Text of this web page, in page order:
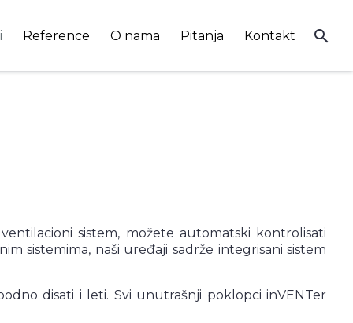
Reference O nama Pitanja Kontakt search
sistem, možete automatski kontrolisati
sistemima, naši uređaji sadrže integrisani sistem
disati i leti. Svi unutrašnji poklopci inVENTer